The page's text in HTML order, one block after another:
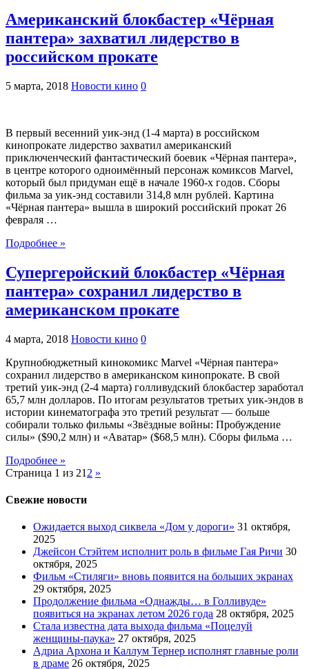
Американский блокбастер «Чёрная
пантера» захватил лидерство в
российском прокате
5 марта, 2018 Новости кино 0
В первый весенний уик-энд (1-4 марта) в российском
кинопрокате лидерство захватил американский
приключенческий фантастический боевик «Чёрная пантера»,
в центре которого одноимённый персонаж комиксов Marvel,
который был придуман ещё в начале 1960-х годов. Сборы
фильма за уик-энд составили 314,8 млн рублей. Картина
«Чёрная пантера» вышла в широкий российский прокат 26
февраля …
Подробнее »
Супергеройский блокбастер «Чёрная
пантера» сохранил лидерство в
американском прокате
4 марта, 2018 Новости кино 0
Крупнобюджетный кинокомикс Marvel «Чёрная пантера»
сохранил лидерство в американском кинопрокате. В свой
третий уик-энд (2-4 марта) голливудский блокбастер заработал
65,7 млн долларов. По итогам результатов третьих уик-эндов в
истории кинематографа это третий результат — больше
собирали только фильмы «Звёздные войны: Пробуждение
силы» ($90,2 млн) и «Аватар» ($68,5 млн). Сборы фильма …
Подробнее »
Страница 1 из 21 2 »
Свежие новости
Ожидается выход сиквела «Дом у дороги» 31 октября,
2025
Джейсон Стэйтем исполнит роль в фильме Гая Ричи 30
октября, 2025
Фильм «Стиляги» вновь появится на больших экранах
29 октября, 2025
Продолжение фильма «Однажды… в Голливуде»
появиться на экранах летом 2026 года 28 октября, 2025
Стала известна дата выхода фильма «Поцелуй
женщины-паука» 27 октября, 2025
Адриа Архона и Каллум Тернер исполнят главные роли
в драме 26 октября, 2025